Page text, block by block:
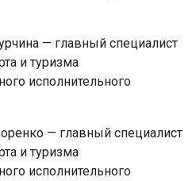
— главный специалист
и туризма
исполнительного
— главный специалист
и туризма
исполнительного